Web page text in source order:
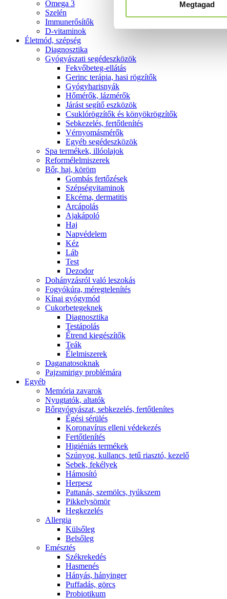
Megtagad
Omega 3
Szelén
Immunerősítők
D-vitaminok
Életmód, szépség
Diagnosztika
Gyógyászati segédeszközök
Fekvőbeteg-ellátás
Gerinc terápia, hasi rögzítők
Gyógyharisnyák
Hőmérők, lázmérők
Járást segítő eszközök
Csuklórögzítők és könyökrögzítők
Sebkezelés, fertőtlenítés
Vérnyomásmérők
Egyéb segédeszközök
Spa termékek, illóolajok
Reformélelmiszerek
Bőr, haj, köröm
Gombás fertőzések
Szépségvitaminok
Ekcéma, dermatitis
Arcápolás
Ajakápoló
Haj
Napvédelem
Kéz
Láb
Test
Dezodor
Dohányzásról való leszokás
Fogyókúra, méregtelenítés
Kínai gyógymód
Cukorbetegeknek
Diagnosztika
Testápolás
É́trend kiegészítők
Teák
É́lelmiszerek
Daganatosoknak
Pajzsmirigy problémára
Egyéb
Memória zavarok
Nyugtatók, altatók
Bőrgyógyászat, sebkezelés, fertőtlenítes
É́gési sérülés
Koronavírus elleni védekezés
Fertőtlenítés
Higiéniás termékek
Szúnyog, kullancs, tetű riasztó, kezelő
Sebek, fekélyek
Hámosító
Herpesz
Pattanás, szemölcs, tyúkszem
Pikkelysömör
Hegkezelés
Allergia
Külsőleg
Belsőleg
Emésztés
Székrekedés
Hasmenés
Hányás, hányinger
Puffadás, görcs
Probiotikum